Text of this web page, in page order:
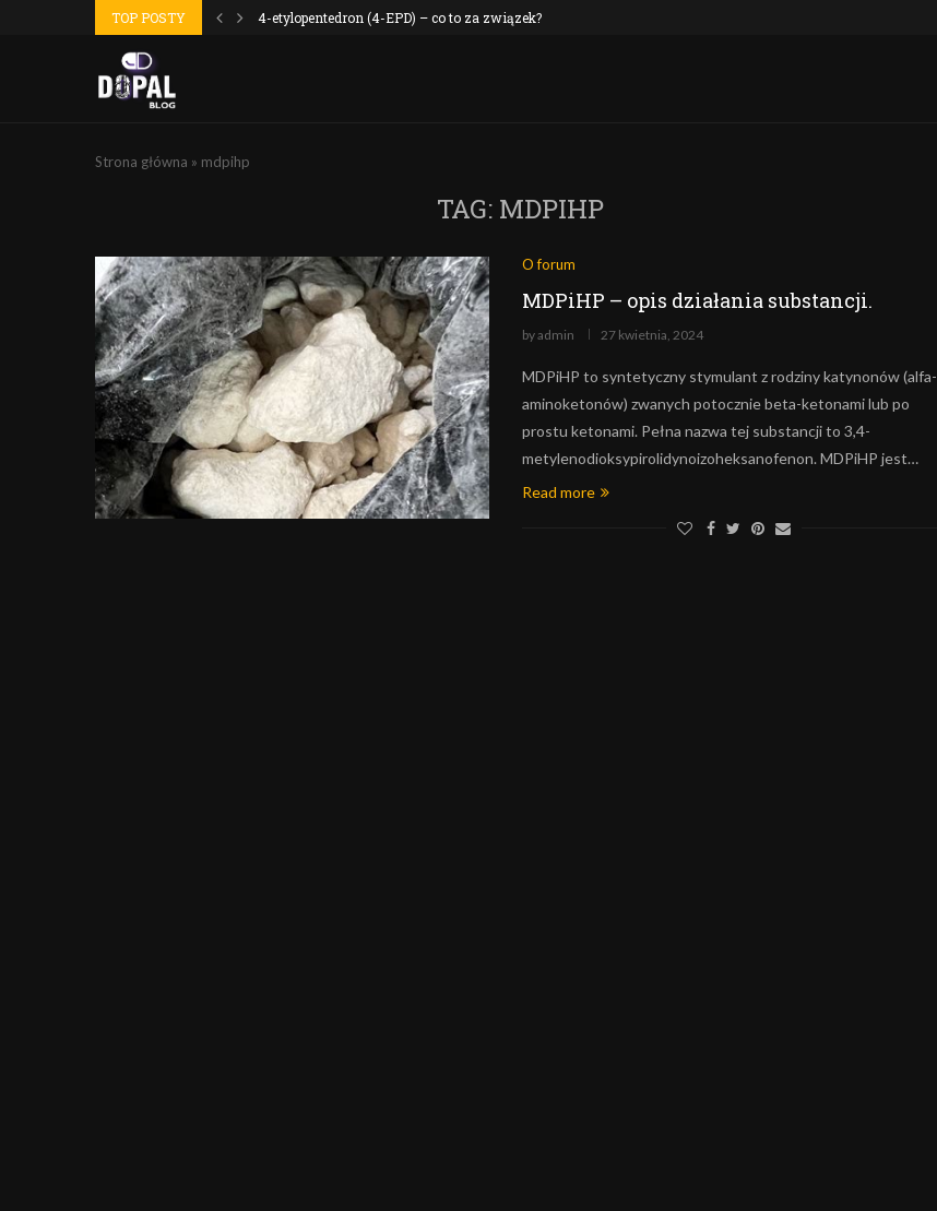
TOP POSTY 4-etylopentedron (4-EPD) – co to za związek?
Strona główna » mdpihp
TAG: MDPIHP
O forum
MDPiHP – opis działania substancji.
byadmin 27 kwietnia, 2024
MDPiHP to syntetyczny stymulant z rodziny katynonów (alfa-
aminoketonów) zwanych potocznie beta-ketonami lub po
prostu ketonami. Pełna nazwa tej substancji to 3,4-
metylenodioksypirolidynoizoheksanofenon. MDPiHP jest…
Read more